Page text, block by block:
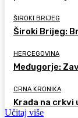
ŠIROKI BRIJEG
Široki Brijeg:
HERCEGOVINA
Međugorje:
CRNA KRONIKA
Krađa na crkvi
Učitaj više